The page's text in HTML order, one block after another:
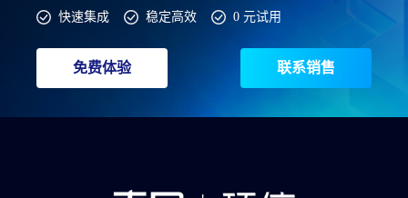
快速集成 稳定高效 0 元试用
免费体验 联系销售